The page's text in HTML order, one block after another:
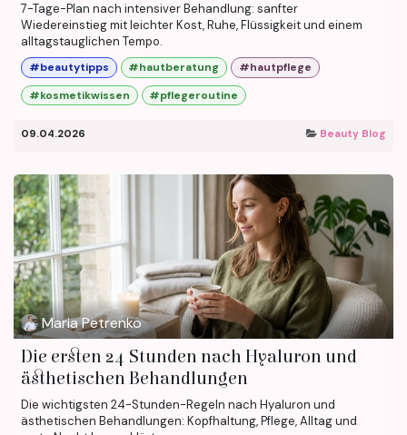
7-Tage-Plan nach intensiver Behandlung: sanfter
Wiedereinstieg mit leichter Kost, Ruhe, Flüssigkeit und einem
alltagstauglichen Tempo.
#beautytipps #hautberatung
#hautpflege
#kosmetikwissen
#pflegeroutine
09.04.2026 Beauty Blog
Maria Petrenko
Die ersten 24 Stunden nach Hyaluron und
ästhetischen Behandlungen
Die wichtigsten 24-Stunden-Regeln nach Hyaluron und
ästhetischen Behandlungen: Kopfhaltung, Pflege, Alltag und